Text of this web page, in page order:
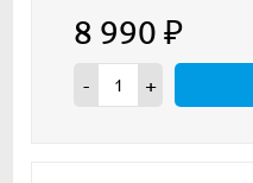
8 990 ₽
- +